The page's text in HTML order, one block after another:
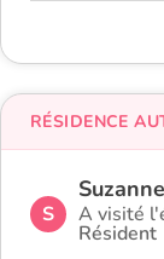
S
Suzanne
A visité
Résident
RÉSIDENCE